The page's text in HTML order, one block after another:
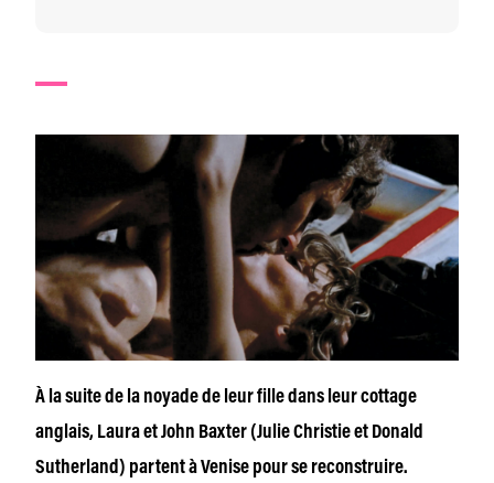
À la suite de la noyade de leur fille dans leur cottage
anglais, Laura et John Baxter (Julie Christie et Donald
Sutherland) partent à Venise pour se reconstruire.